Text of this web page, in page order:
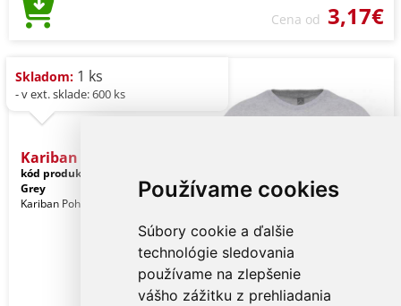
Používame cookies
Súbory cookie a ďalšie
technológie sledovania
používame na zlepšenie
vášho zážitku z prehliadania
Cena od 3,17€
Skladom: 1 ks
- v ext. sklade: 600 ks
Kariban Bio150ic Men's Ro
kód produktu:
Grey
Kariban Pohlavie: Muži